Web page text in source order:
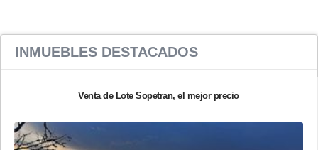
INMUEBLES DESTACADOS
Venta de Lote Sopetran, el mejor precio